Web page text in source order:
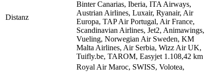
Distanz
Binter Canarias, Iberia, ITA Airways,
Austrian Airlines, Luxair, Ryanair, Air
Europa, TAP Air Portugal, Air France,
Scandinavian Airlines, Jet2, Animawings,
Vueling, Norwegian Air Sweden, KM
Malta Airlines, Air Serbia, Wizz Air UK,
Tuifly.be, TAROM, Easyjet 1.108,42 km
Royal Air Maroc, SWISS, Volotea,